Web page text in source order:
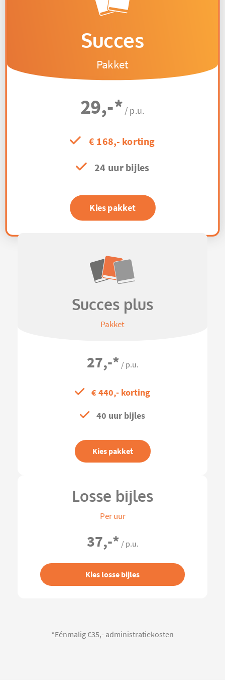
Succes
Pakket
29,-* / p.u.
€ 168,- korting
24 uur bijles
Kies pakket
Succes plus
Pakket
27,-* / p.u.
€ 440,- korting
40 uur bijles
Kies pakket
Losse bijles
Per uur
37,-* / p.u.
Kies losse bijles
*Eénmalig €35,- administratiekosten